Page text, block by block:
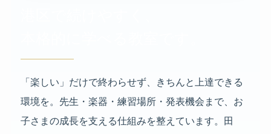
「楽しい」だけで終わらせず、きちんと上達できる
環境を。先生・楽器・練習場所・発表機会まで、お
子さまの成長を支える仕組みを整えています。田